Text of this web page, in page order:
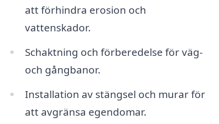
att förhindra erosion och
vattenskador.
Schaktning och förberedelse för väg-
och gångbanor.
Installation av stängsel och murar för
att avgränsa egendomar.